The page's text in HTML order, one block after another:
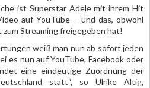
ist Superstar Adele mit ihrem Hit
auf YouTube – und das, obwohl
zum Streaming freigegeben hat!
weiß man nun ab sofort jeden
es nun auf YouTube, Facebook oder
eine eindeutige Zuordnung der
statt“, so Ulrike Altig,